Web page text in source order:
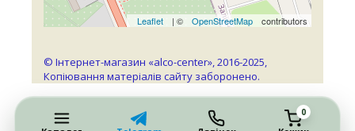
0
Leaflet | © OpenStreetMap contributors
© Інтернет-магазин «alco-center», 2016-2025,
Копіювання матеріалів сайту заборонено.